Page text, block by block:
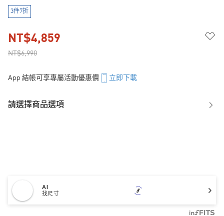
3件7折
NT$6,990
NT$4,859
App 結帳可享專屬活動優惠價 立即下載
請選擇商品選項
AI
找尺寸